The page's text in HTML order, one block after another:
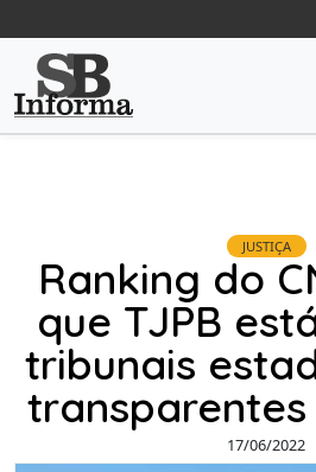
JUSTIÇA
Ranking do
que TJPB
tribunais
17/06/2022